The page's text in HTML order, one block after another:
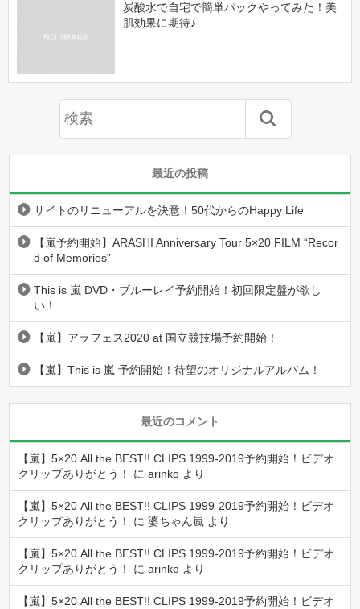
炭酸水で自宅で簡単パックやってみた！美
肌効果に期待♪
最近の投稿
サイトのリニューアルを決意！50代からのHappy Life
【嵐予約開始】ARASHI Anniversary Tour 5×20 FILM “Recor
d of Memories”
This is 嵐 DVD・ブルーレイ予約開始！初回限定盤が欲し
い！
【嵐】アラフェス2020 at 国立競技場予約開始！
【嵐】This is 嵐 予約開始！待望のオリジナルアルバム！
最近のコメント
【嵐】5×20 All the BEST!! CLIPS 1999-2019予約開始！ビデオ
クリップありがとう！
にarinko より
【嵐】5×20 All the BEST!! CLIPS 1999-2019予約開始！ビデオ
クリップありがとう！
に婆ちゃん嵐 より
【嵐】5×20 All the BEST!! CLIPS 1999-2019予約開始！ビデオ
クリップありがとう！
にarinko より
【嵐】5×20 All the BEST!! CLIPS 1999-2019予約開始！ビデオ